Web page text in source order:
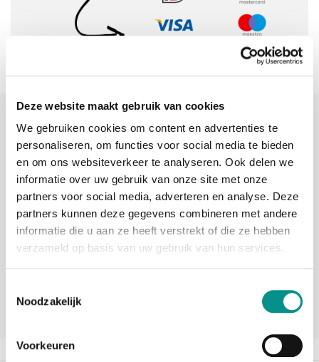
Deze website maakt gebruik van cookies
We gebruiken cookies om content en advertenties te
personaliseren, om functies voor social media te bieden
en om ons websiteverkeer te analyseren. Ook delen we
informatie over uw gebruik van onze site met onze
partners voor social media, adverteren en analyse. Deze
partners kunnen deze gegevens combineren met andere
informatie die u aan ze heeft verstrekt of die ze hebben
verzameld op basis van uw gebruik van hun services.
Noodzakelijk
Voorkeuren
30 dagen bedenktijd
Vandaag besteld, morgen in huis